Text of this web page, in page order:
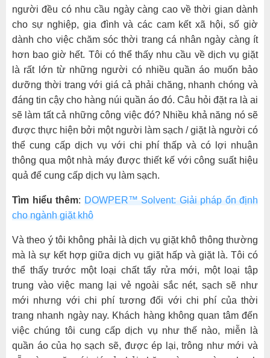
người đều có nhu cầu ngày càng cao về thời gian dành
cho sự nghiệp, gia đình và các cam kết xã hội, số giờ
dành cho việc chăm sóc thời trang cá nhân ngày càng ít
hơn bao giờ hết. Tôi có thể thấy nhu cầu về dịch vụ giặt
là rất lớn từ những người có nhiều quần áo muốn bảo
dưỡng thời trang với giá cả phải chăng, nhanh chóng và
đáng tin cậy cho hàng núi quần áo đó. Câu hỏi đặt ra là ai
sẽ làm tất cả những công việc đó? Nhiều khả năng nó sẽ
được thực hiện bởi một người làm sạch / giặt là người có
thể cung cấp dịch vụ với chi phí thấp và có lợi nhuận
thông qua một nhà máy được thiết kế với công suất hiệu
quả để cung cấp dịch vụ làm sạch.
Tìm hiểu thêm: DOWPER™ Solvent: Giải pháp ổn định
cho ngành giặt khô
Và theo ý tôi không phải là dịch vụ giặt khô thông thường
mà là sự kết hợp giữa dịch vụ giặt hấp và giặt là. Tôi có
thể thấy trước một loại chất tẩy rửa mới, một loại tập
trung vào việc mang lại vẻ ngoài sắc nét, sạch sẽ như
mới nhưng với chi phí tương đối với chi phí của thời
trang nhanh ngày nay. Khách hàng không quan tâm đến
việc chúng tôi cung cấp dịch vụ như thế nào, miễn là
quần áo của họ sạch sẽ, được ép lại, trông như mới và